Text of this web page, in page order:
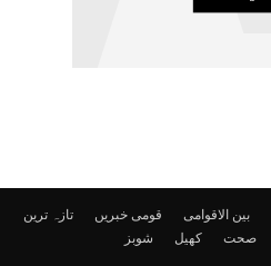
تازہ ترین قومی خبریں بین الاقوامی
شوبز
کھیل صحت